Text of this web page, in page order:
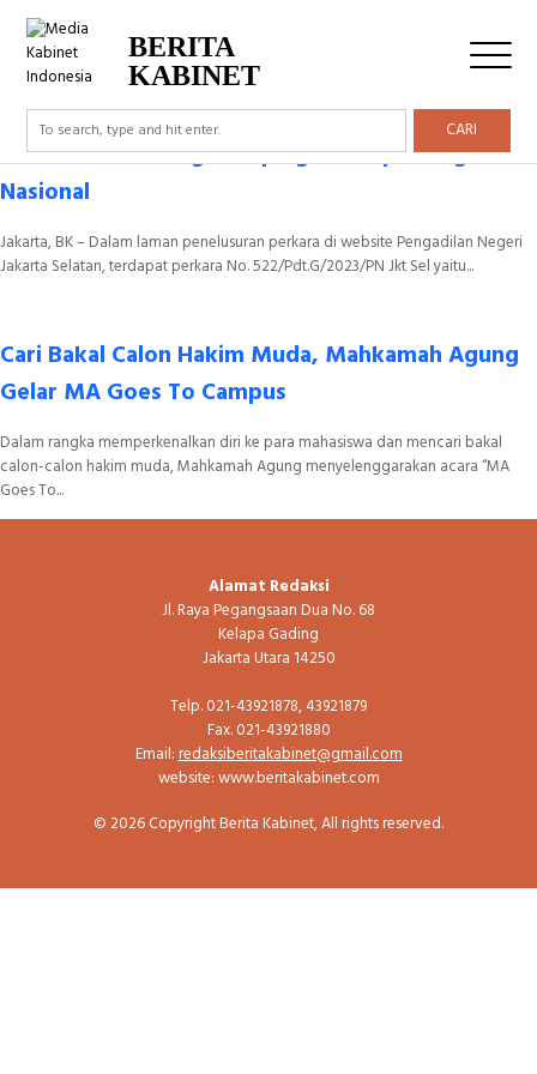
BERITA
KABINET
CARI
Tag Archive: Mahkamah Agung
Hakim Masih Mengesampingkan Kepentingan
Nasional
Jakarta, BK – Dalam laman penelusuran perkara di website Pengadilan Negeri
Jakarta Selatan, terdapat perkara No. 522/Pdt.G/2023/PN Jkt Sel yaitu...
Cari Bakal Calon Hakim Muda, Mahkamah Agung
Gelar MA Goes To Campus
Dalam rangka memperkenalkan diri ke para mahasiswa dan mencari bakal
calon-calon hakim muda, Mahkamah Agung menyelenggarakan acara “MA
Goes To...
Alamat Redaksi
Jl. Raya Pegangsaan Dua No. 68
Kelapa Gading
Jakarta Utara 14250
Telp. 021-43921878, 43921879
Fax. 021-43921880
Email:redaksiberitakabinet@gmail.com
website: www.beritakabinet.com
© 2026 Copyright Berita Kabinet, All rights reserved.